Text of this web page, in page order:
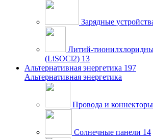
Зарядные
Литий-
(LiSOCl2) 13
Альтернативная энергетика 197
Альтернативная энергетика
Провода и коннекторы
Солнечные панели 14